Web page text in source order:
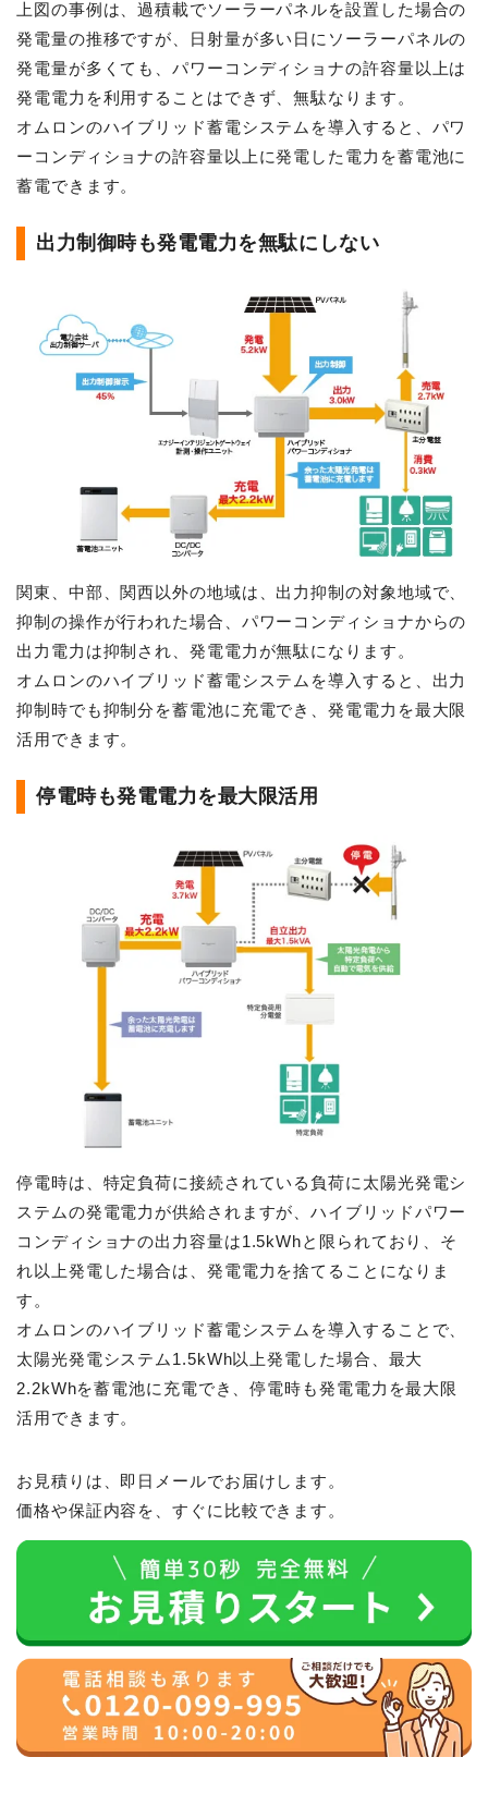
上図の事例は、過積載でソーラーパネルを設置した場合の
発電量の推移ですが、日射量が多い日にソーラーパネルの
発電量が多くても、パワーコンディショナの許容量以上は
発電電力を利用することはできず、無駄なります。
オムロンのハイブリッド蓄電システムを導入すると、パワ
ーコンディショナの許容量以上に発電した電力を蓄電池に
蓄電できます。
出力制御時も発電電力を無駄にしない
関東、中部、関西以外の地域は、出力抑制の対象地域で、
抑制の操作が行われた場合、パワーコンディショナからの
出力電力は抑制され、発電電力が無駄になります。
オムロンのハイブリッド蓄電システムを導入すると、出力
抑制時でも抑制分を蓄電池に充電でき、発電電力を最大限
活用できます。
停電時も発電電力を最大限活用
停電時は、特定負荷に接続されている負荷に太陽光発電シ
ステムの発電電力が供給されますが、ハイブリッドパワー
コンディショナの出力容量は1.5kWhと限られており、そ
れ以上発電した場合は、発電電力を捨てることになりま
す。
オムロンのハイブリッド蓄電システムを導入することで、
太陽光発電システム1.5kWh以上発電した場合、最大
2.2kWhを蓄電池に充電でき、停電時も発電電力を最大限
活用できます。
お見積りは、即日メールでお届けします。
価格や保証内容を、すぐに比較できます。